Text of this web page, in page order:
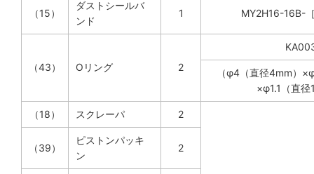
（15）
ダストシールバ
ンド
1 MY2H16-16B-
（43） Oリング 2
（φ4（直径4mm）
×φ1.1（直径
（18） スクレーパ 2
（39）
ピストンパッキ
ン
2